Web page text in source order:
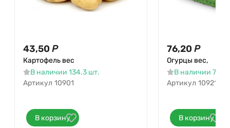
43,50 Р
Картофель вес
В наличии 134.3 шт.
Артикул 10901
В корзину
76,20 Р
Огурцы вес,
В наличии 79.5
Артикул 10921
В корзину